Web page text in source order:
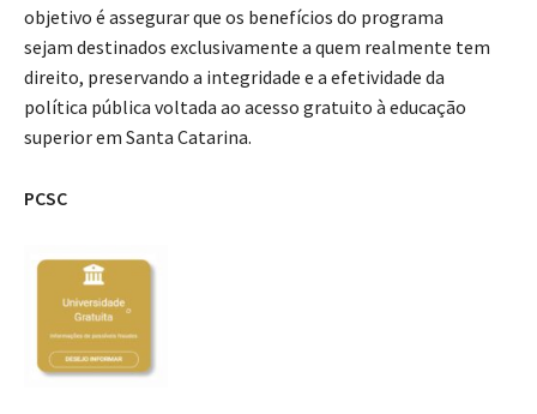
objetivo é assegurar que os benefícios do programa
sejam destinados exclusivamente a quem realmente tem
direito, preservando a integridade e a efetividade da
política pública voltada ao acesso gratuito à educação
superior em Santa Catarina.
PCSC